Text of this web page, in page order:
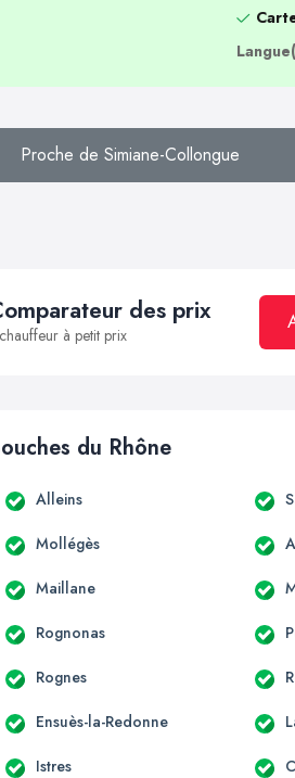
Proche de Simiane-Collongue
des prix
à petit prix
du Rhône
Alleins
Mollégès
Maillane
Rognonas
Rognes
Ensuès-la-Redonne
Istres